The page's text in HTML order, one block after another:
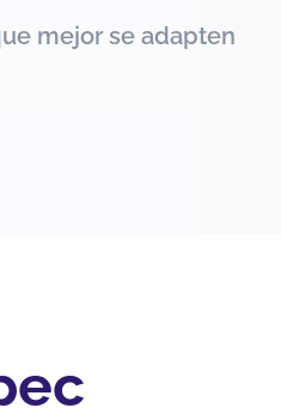
mejor se adapten